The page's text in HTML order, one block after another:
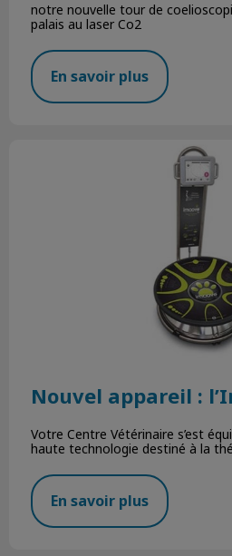
notre nouvelle tour de
palais au laser Co2
En savoir plus
Nouvel appareil : l’Imoove Vet
Nouvel appareil :
Votre Centre Vétérinaire s’est
haute technologie destiné à la
En savoir plus